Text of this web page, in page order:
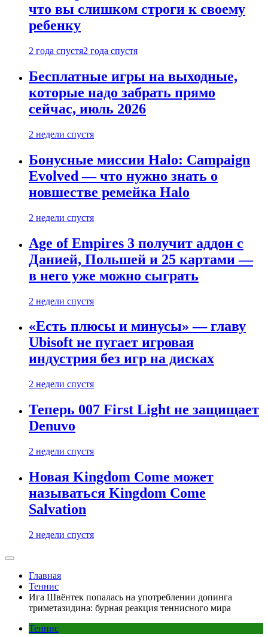
что вы слишком строги к своему
ребенку
2 года спустя2 года спустя
Бесплатные игры на выходные,
которые надо забрать прямо
сейчас, июль 2026
2 недели спустя
Бонусные миссии Halo: Campaign
Evolved — что нужно знать о
новшестве ремейка Halo
2 недели спустя
Age of Empires 3 получит аддон с
Данией, Польшей и 25 картами —
в него уже можно сыграть
2 недели спустя
«Есть плюсы и минусы» — главу
Ubisoft не пугает игровая
индустрия без игр на дисках
2 недели спустя
Теперь 007 First Light не защищает
Denuvo
2 недели спустя
Новая Kingdom Come может
называться Kingdom Come
Salvation
2 недели спустя
Главная
Теннис
Ига Швёнтек попалась на употреблении допинга
триметазидина: бурная реакция теннисного мира
Теннис